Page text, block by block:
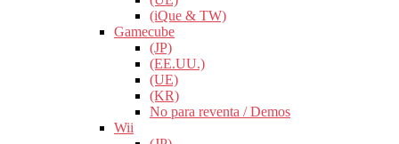
(iQue & TW)
Gamecube
(JP)
(EE.UU.)
(UE)
(KR)
No para reventa / Demos
Wii